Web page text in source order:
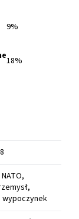
9%
18%